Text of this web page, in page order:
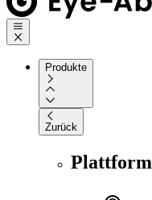
Produkte
Zurück
Plattform